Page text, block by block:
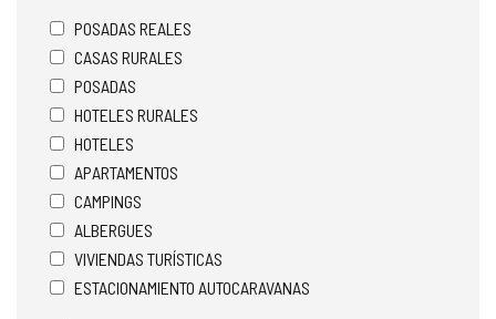
POSADAS REALES
CASAS RURALES
POSADAS
HOTELES RURALES
HOTELES
APARTAMENTOS
CAMPINGS
ALBERGUES
VIVIENDAS TURÍSTICAS
ESTACIONAMIENTO AUTOCARAVANAS